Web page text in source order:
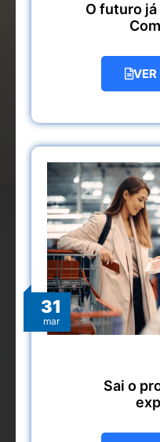
O futuro já
VER
31
mar
Sai o